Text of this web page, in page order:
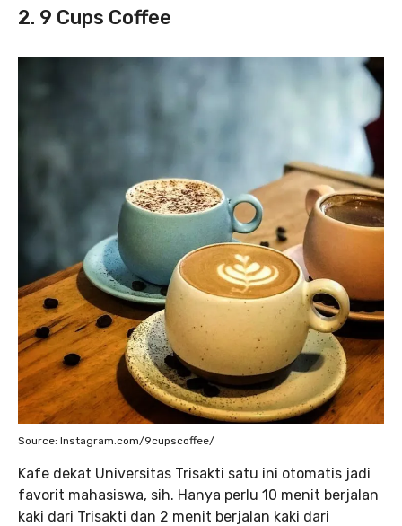
2. 9 Cups Coffee
Source: Instagram.com/9cupscoffee/
Kafe dekat Universitas Trisakti satu ini otomatis jadi
favorit mahasiswa, sih. Hanya perlu 10 menit berjalan
kaki dari Trisakti dan 2 menit berjalan kaki dari